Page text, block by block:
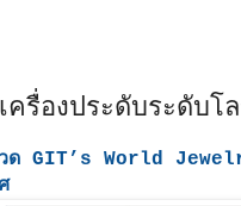
ครื่องประดับระดับโ
กวด GIT’s World